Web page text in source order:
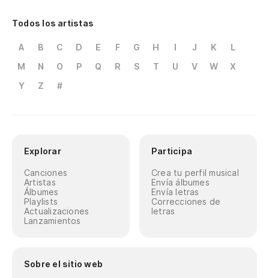
Todos los artistas
A B C D E F G H I J K
L
M
N O P Q R S T U V W
X
Y
Z #
Explorar
Canciones
Artistas
Álbumes
Playlists
Actualizaciones
Lanzamientos
Participa
Crea tu perfil musical
Envía álbumes
Envía letras
Correcciones de
letras
Sobre el sitio web